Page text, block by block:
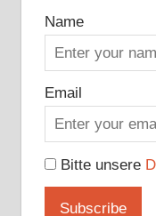
Name
Email
Bitte unsere